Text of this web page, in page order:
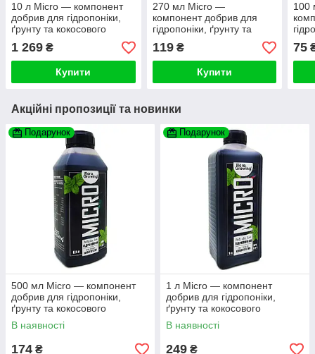
10 л Micro — компонент
добрив для гідропоніки,
ґрунту та кокосового
1 269 ₴
Купити
270 мл Micro —
компонент добрив для
гідропоніки, ґрунту та
(аналог GHE)
119₴
Купити
100
75
Акційні пропозиції та новинки
Подарунок
500 мл Micro — компонент
добрив для гідропоніки,
ґрунту та кокосового
субстрату (аналог GHE)
В наявності
174 ₴
Подарунок
1 л Micro — компонент
добрив для гідропоніки,
ґрунту та кокосового
субстрату (аналог GHE)
В наявності
249 ₴